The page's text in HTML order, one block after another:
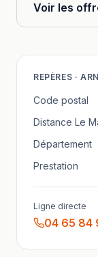
Voir les
REPÈRES ·
Code postal
Distance Le
Département
Prestation
Ligne directe
04 65 84